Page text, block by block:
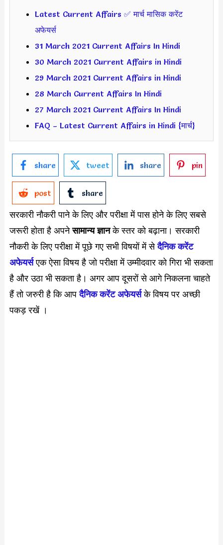
Latest Current Affairs ✅ मार्च मासिक करेंट
अफेयर्स
31 March 2021 Current Affairs In Hindi
30 March 2021 Current Affairs in Hindi
29 March 2021 Current Affairs in Hindi
28 March Current Affairs In Hindi
27 March 2021 Current Affairs In Hindi
FAQ – Latest Current Affairs in Hindi {मार्च}
share tweet share pin
post share
सरकारी नौकरी पाने के लिए और परीक्षा में पास होने के लिए सबसे
जरूरी होता है अपनेसामान्य ज्ञानके स्तर को बढ़ाना। सरकारी
नौकरी के लिए परीक्षा में पूछे गए सभी विषयों में सेदैनिक करेंट
अफेयर्सएक ऐसा विषय है जो परीक्षा में उम्मीदवार को गिरा भी सकता
है और उठा भी सकता है। अगर आप दूसरों से आगे निकलना चाहते
हैं तो जरुरी है कि आपदैनिक करेंट अफेयर्सके विषय पर अच्छी
पकड़ रखें ।